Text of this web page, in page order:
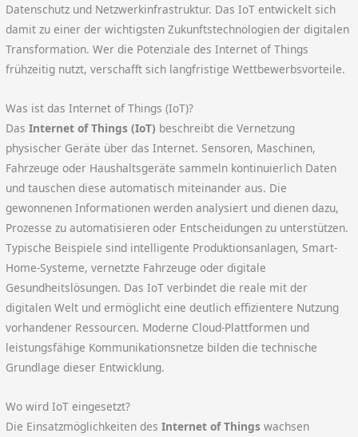
Datenschutz und Netzwerkinfrastruktur. Das IoT entwickelt sich
damit zu einer der wichtigsten Zukunftstechnologien der digitalen
Transformation. Wer die Potenziale des Internet of Things
frühzeitig nutzt, verschafft sich langfristige Wettbewerbsvorteile.
Was ist das Internet of Things (IoT)?
DasInternet of Things (IoT) beschreibt die Vernetzung
physischer Geräte über das Internet. Sensoren, Maschinen,
Fahrzeuge oder Haushaltsgeräte sammeln kontinuierlich Daten
und tauschen diese automatisch miteinander aus. Die
gewonnenen Informationen werden analysiert und dienen dazu,
Prozesse zu automatisieren oder Entscheidungen zu unterstützen.
Typische Beispiele sind intelligente Produktionsanlagen, Smart-
Home-Systeme, vernetzte Fahrzeuge oder digitale
Gesundheitslösungen. Das IoT verbindet die reale mit der
digitalen Welt und ermöglicht eine deutlich effizientere Nutzung
vorhandener Ressourcen. Moderne Cloud-Plattformen und
leistungsfähige Kommunikationsnetze bilden die technische
Grundlage dieser Entwicklung.
Wo wird IoT eingesetzt?
Die Einsatzmöglichkeiten desInternet of Things wachsen